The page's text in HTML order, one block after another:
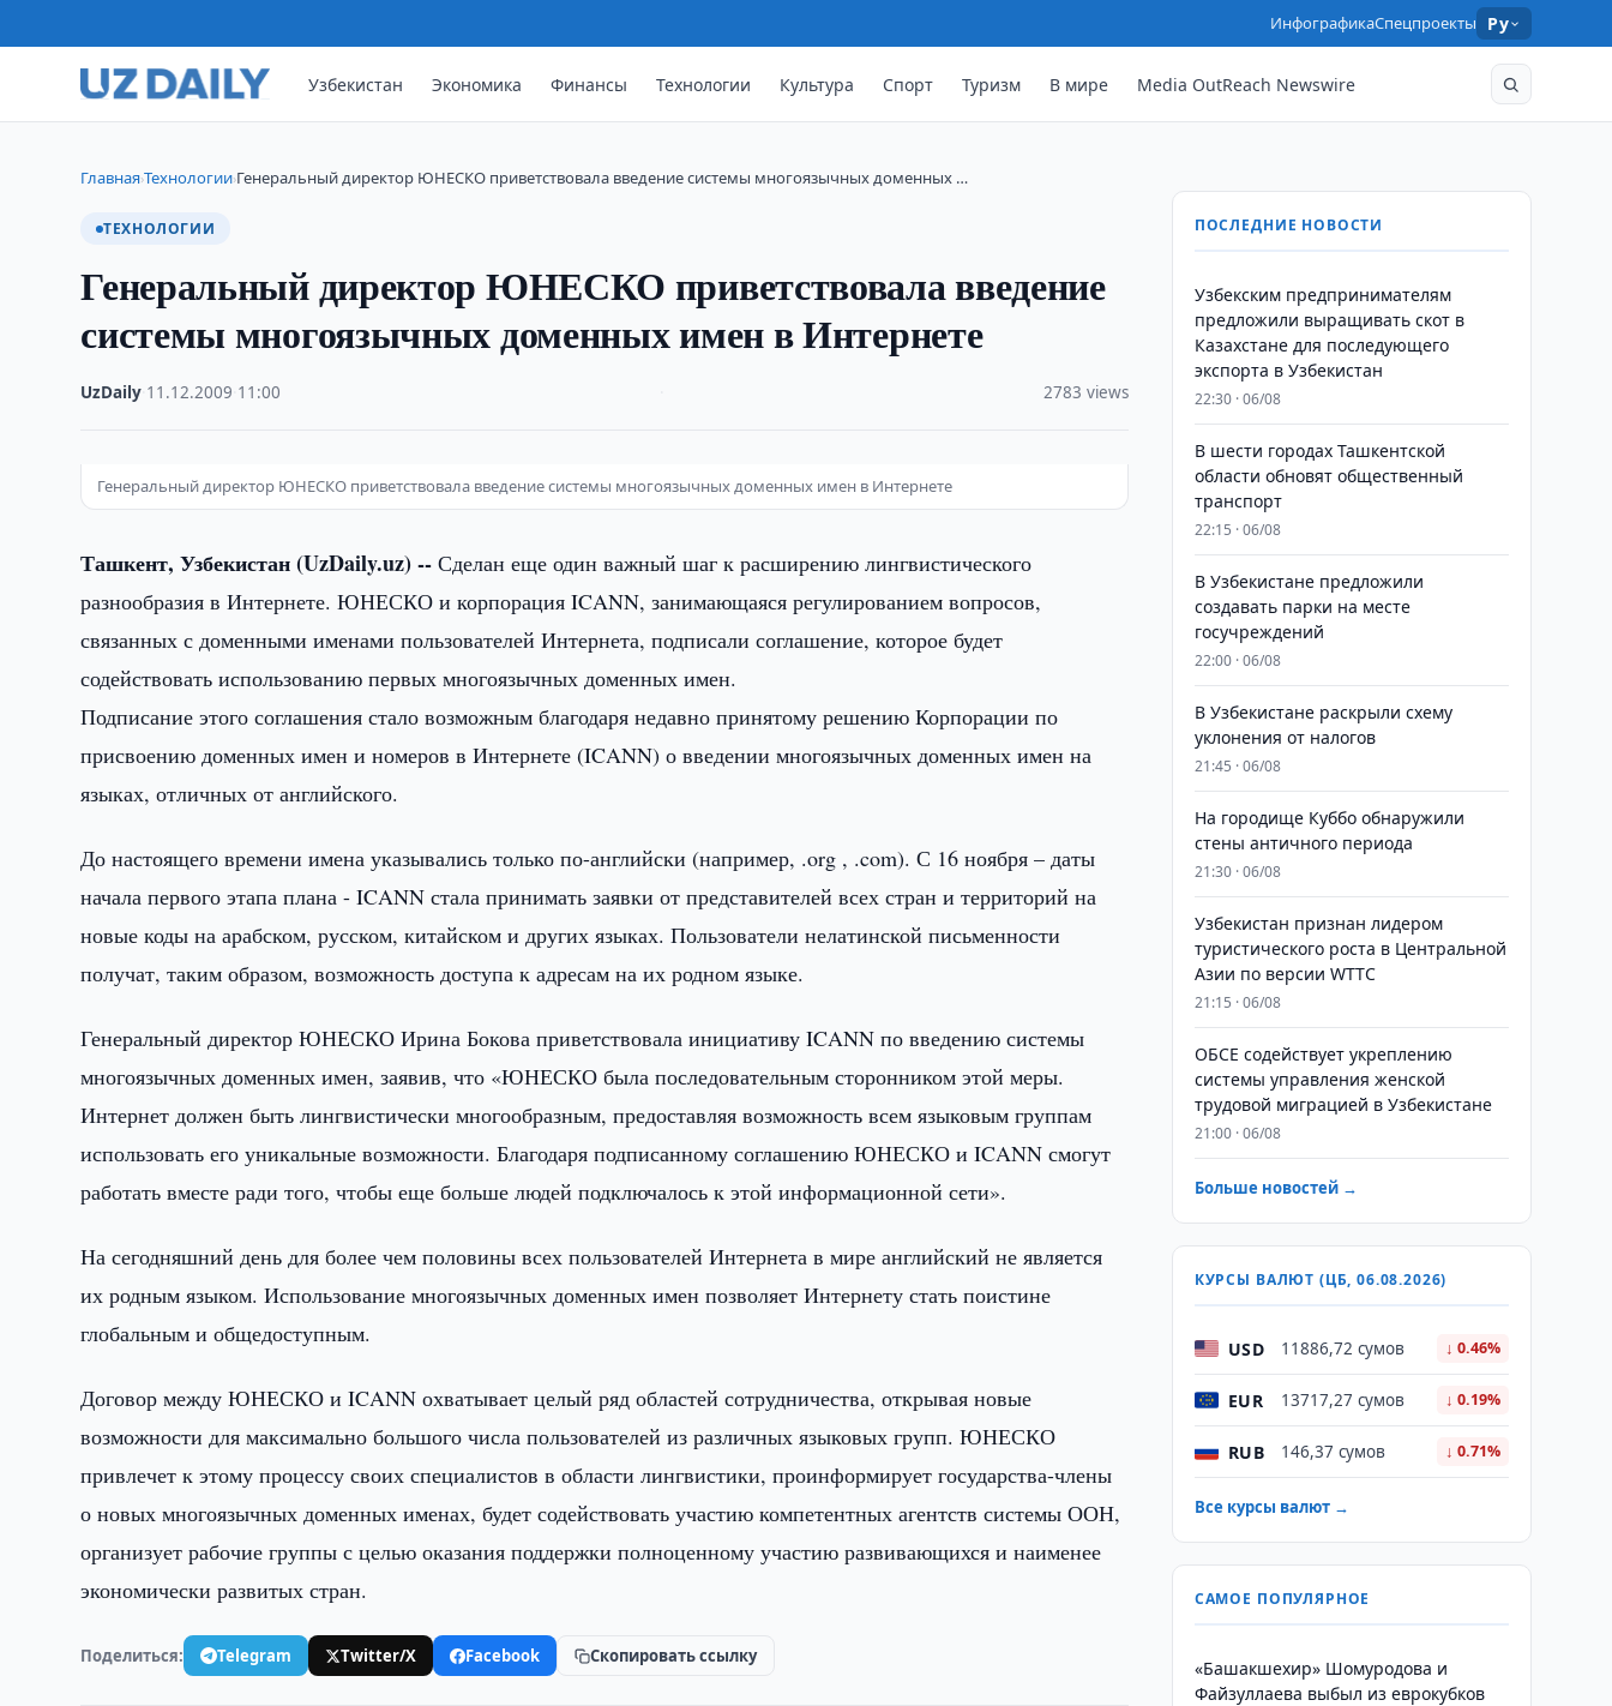
ИнфографикаСпецпроекты Ру
Узбекистан Экономика Финансы Технологии Культура Спорт Туризм В мире Media OutReach Newswire
Главная›Технологии›Генеральный директор ЮНЕСКО приветствовала введение системы многоязычных доменных …
ТЕХНОЛОГИИ
Генеральный директор ЮНЕСКО приветствовала введение
системы многоязычных доменных имен в Интернете
UzDaily 11.12.2009 11:00 2783 views
Генеральный директор ЮНЕСКО приветствовала введение системы многоязычных доменных имен в Интернете
Ташкент, Узбекистан (UzDaily.uz) -- Сделан еще один важный шаг к расширению лингвистического
разнообразия в Интернете. ЮНЕСКО и корпорация ICANN, занимающаяся регулированием вопросов,
связанных с доменными именами пользователей Интернета, подписали соглашение, которое будет
содействовать использованию первых многоязычных доменных имен.
Подписание этого соглашения стало возможным благодаря недавно принятому решению Корпорации по
присвоению доменных имен и номеров в Интернете (ICANN) о введении многоязычных доменных имен на
языках, отличных от английского.
До настоящего времени имена указывались только по-английски (например, .org , .com). С 16 ноября – даты
начала первого этапа плана - ICANN стала принимать заявки от представителей всех стран и территорий на
новые коды на арабском, русском, китайском и других языках. Пользователи нелатинской письменности
получат, таким образом, возможность доступа к адресам на их родном языке.
Генеральный директор ЮНЕСКО Ирина Бокова приветствовала инициативу ICANN по введению системы
многоязычных доменных имен, заявив, что «ЮНЕСКО была последовательным сторонником этой меры.
Интернет должен быть лингвистически многообразным, предоставляя возможность всем языковым группам
использовать его уникальные возможности. Благодаря подписанному соглашению ЮНЕСКО и ICANN смогут
работать вместе ради того, чтобы еще больше людей подключалось к этой информационной сети».
На сегодняшний день для более чем половины всех пользователей Интернета в мире английский не является
их родным языком. Использование многоязычных доменных имен позволяет Интернету стать поистине
глобальным и общедоступным.
Договор между ЮНЕСКО и ICANN охватывает целый ряд областей сотрудничества, открывая новые
возможности для максимально большого числа пользователей из различных языковых групп. ЮНЕСКО
привлечет к этому процессу своих специалистов в области лингвистики, проинформирует государства-члены
о новых многоязычных доменных именах, будет содействовать участию компетентных агентств системы ООН,
организует рабочие группы с целью оказания поддержки полноценному участию развивающихся и наименее
экономически развитых стран.
Поделиться: Telegram Twitter/X Facebook Скопировать ссылку
ПОСЛЕДНИЕ НОВОСТИ
Узбекским предпринимателям
предложили выращивать скот в
Казахстане для последующего
экспорта в Узбекистан
22:30 · 06/08
В шести городах Ташкентской
области обновят общественный
транспорт
22:15 · 06/08
В Узбекистане предложили
создавать парки на месте
госучреждений
22:00 · 06/08
В Узбекистане раскрыли схему
уклонения от налогов
21:45 · 06/08
На городище Куббо обнаружили
стены античного периода
21:30 · 06/08
Узбекистан признан лидером
туристического роста в Центральной
Азии по версии WTTC
21:15 · 06/08
ОБСЕ содействует укреплению
системы управления женской
трудовой миграцией в Узбекистане
21:00 · 06/08
Больше новостей →
КУРСЫ ВАЛЮТ (ЦБ, 06.08.2026)
USD 11886,72 сумов ↓ 0.46%
EUR 13717,27 сумов ↓ 0.19%
RUB 146,37 сумов ↓ 0.71%
Все курсы валют →
САМОЕ ПОПУЛЯРНОЕ
«Башакшехир» Шомуродова и
Файзуллаева выбыл из еврокубков